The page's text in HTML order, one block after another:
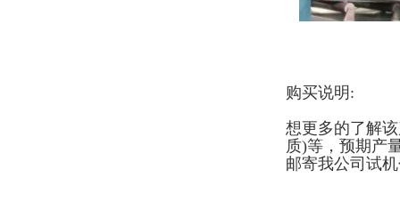
购买说明:
想更多的了解
质)等，预期产
邮寄我公司试